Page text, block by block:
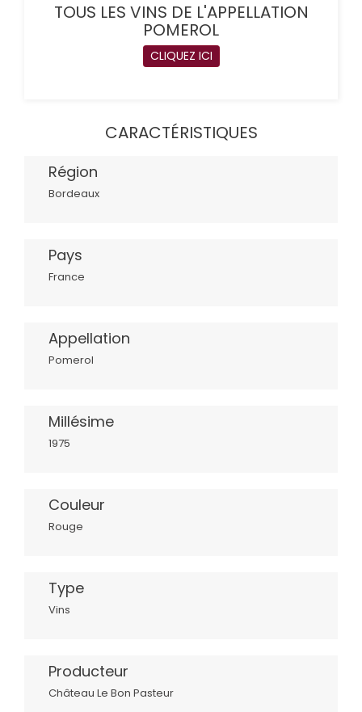
TOUS LES VINS DE L'APPELLATION
POMEROL
CLIQUEZ ICI
CARACTÉRISTIQUES
Région
Bordeaux
Pays
France
Appellation
Pomerol
Millésime
1975
Couleur
Rouge
Type
Vins
Producteur
Château Le Bon Pasteur